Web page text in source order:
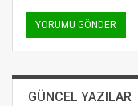
GÜNCEL YAZILAR